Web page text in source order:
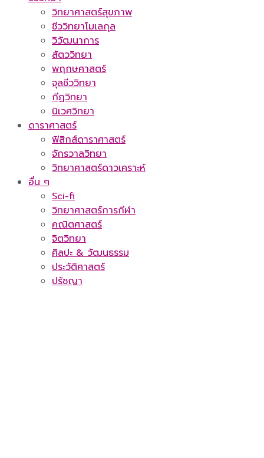
วิทยาศาสตร์สุขภาพ
ชีววิทยาโมเลกุล
วิวัฒนาการ
สัตววิทยา
พฤกษศาสตร์
จุลชีววิทยา
กีฏวิทยา
นิเวศวิทยา
ดาราศาสตร์
ฟิสิกส์ดาราศาสตร์
จักรวาลวิทยา
วิทยาศาสตร์ดาวเคราะห์
อื่น ๆ
Sci-fi
วิทยาศาสตร์การกีฬา
คณิตศาสตร์
จิตวิทยา
ศิลปะ & วัฒนธรรม
ประวัติศาสตร์
ปรัชญา